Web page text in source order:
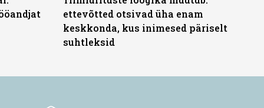
ettevõtted otsivad üha enam
keskkonda, kus inimesed päriselt
suhtleksid